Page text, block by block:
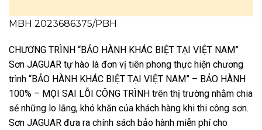
MBH 2023686375/PBH
CHƯƠNG TRÌNH “BẢO HÀNH KHÁC BIỆT TẠI VIỆT NAM”
Sơn JAGUAR tự hào là đơn vị tiên phong thực hiện chương
trình “BẢO HÀNH KHÁC BIỆT TẠI VIỆT NAM” – BẢO HÀNH
100% – MỌI SAI LỖI CÔNG TRÌNH trên thị trường nhằm chia
sẻ những lo lắng, khó khăn của khách hàng khi thi công sơn.
Sơn JAGUAR đưa ra chính sách bảo hành miễn phí cho